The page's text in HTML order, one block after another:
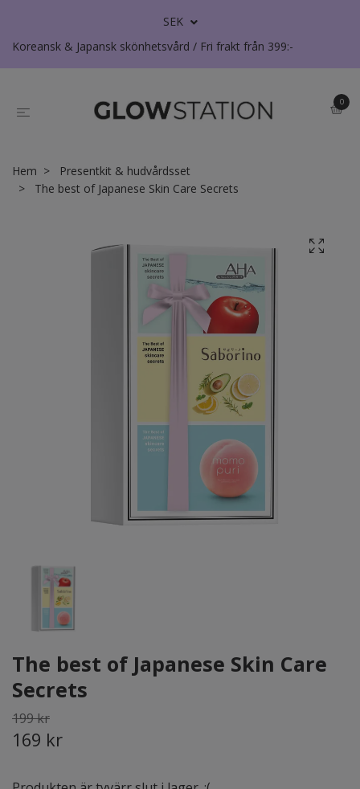
SEK
Koreansk & Japansk skönhetsvård / Fri frakt från 399:-
0
Hem
Presentkit & hudvårdsset
The best of Japanese Skin Care Secrets
The best of Japanese Skin Care
Secrets
199 kr
169 kr